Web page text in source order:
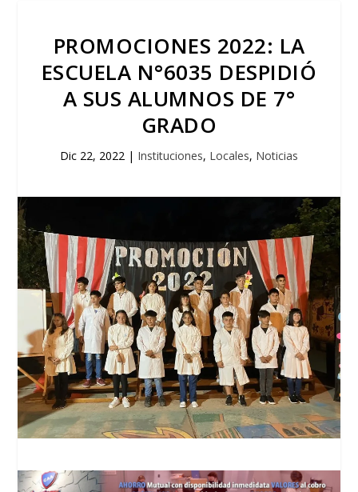
PROMOCIONES 2022: LA
ESCUELA N°6035 DESPIDIÓ
A SUS ALUMNOS DE 7°
GRADO
Dic 22, 2022 | Instituciones, Locales, Noticias